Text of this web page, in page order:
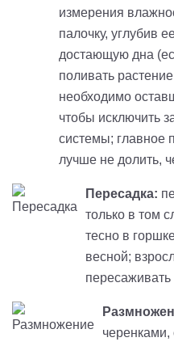
измерения
палочку, углубив
достающую дна
поливать
необходимо
чтобы исключить
системы; главное
лучше не долить,
Пересадка:
только в том
тесно в
весной;
пересаживать